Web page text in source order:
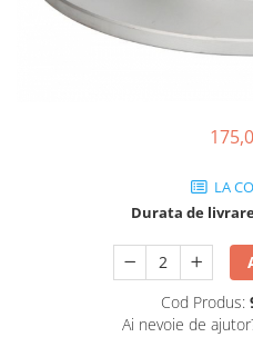
Ulei de transmisie
DCT/DSG (Dublu Ambreiaj)
Uleiuri de motor
LA
Durata de
Cod Produs:
Ai nevoie de